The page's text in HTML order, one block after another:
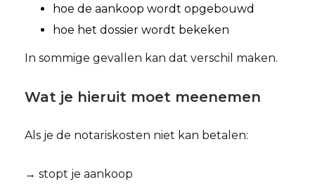
hoe de aankoop wordt opgebouwd
hoe het dossier wordt bekeken
In sommige gevallen kan dat verschil maken.
Wat je hieruit moet meenemen
Als je de notariskosten niet kan betalen:
→ stopt je aankoop